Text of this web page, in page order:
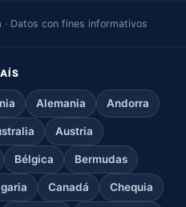
Datos con fines informativos
Alemania Andorra
Austria
Bélgica Bermudas
Canadá Chequia